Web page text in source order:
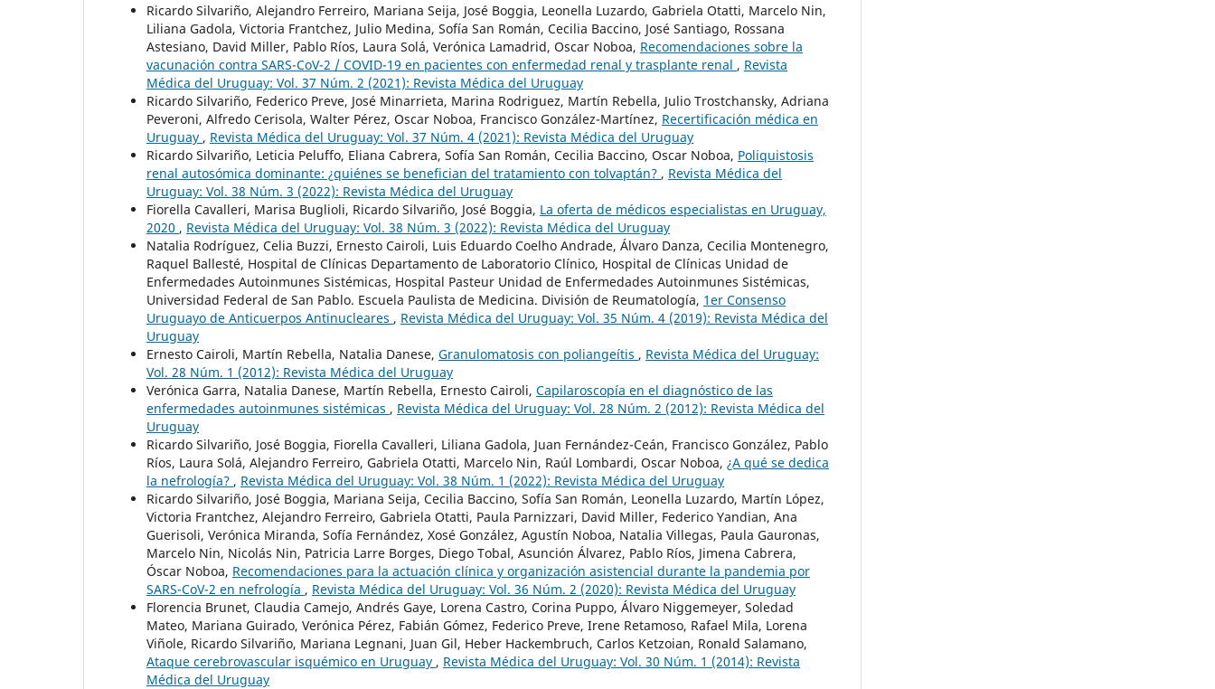
Ricardo Silvariño, Alejandro Ferreiro, Mariana Seija, José Boggia, Leonella Luzardo, Gabriela Otatti, Marcelo Nin,
Liliana Gadola, Victoria Frantchez, Julio Medina, Sofía San Román, Cecilia Baccino, José Santiago, Rossana
Astesiano, David Miller, Pablo Ríos, Laura Solá, Verónica Lamadrid, Oscar Noboa, Recomendaciones sobre la
vacunación contra SARS-CoV-2 / COVID-19 en pacientes con enfermedad renal y trasplante renal , Revista
Médica del Uruguay: Vol. 37 Núm. 2 (2021): Revista Médica del Uruguay
Ricardo Silvariño, Federico Preve, José Minarrieta, Marina Rodriguez, Martín Rebella, Julio Trostchansky, Adriana
Peveroni, Alfredo Cerisola, Walter Pérez, Oscar Noboa, Francisco González-Martínez, Recertificación médica en
Uruguay , Revista Médica del Uruguay: Vol. 37 Núm. 4 (2021): Revista Médica del Uruguay
Ricardo Silvariño, Leticia Peluffo, Eliana Cabrera, Sofía San Román, Cecilia Baccino, Oscar Noboa, Poliquistosis
renal autosómica dominante: ¿quiénes se benefician del tratamiento con tolvaptán? , Revista Médica del
Uruguay: Vol. 38 Núm. 3 (2022): Revista Médica del Uruguay
Fiorella Cavalleri, Marisa Buglioli, Ricardo Silvariño, José Boggia, La oferta de médicos especialistas en Uruguay,
2020 , Revista Médica del Uruguay: Vol. 38 Núm. 3 (2022): Revista Médica del Uruguay
Natalia Rodríguez, Celia Buzzi, Ernesto Cairoli, Luis Eduardo Coelho Andrade, Álvaro Danza, Cecilia Montenegro,
Raquel Ballesté, Hospital de Clínicas Departamento de Laboratorio Clínico, Hospital de Clínicas Unidad de
Enfermedades Autoinmunes Sistémicas, Hospital Pasteur Unidad de Enfermedades Autoinmunes Sistémicas,
Universidad Federal de San Pablo. Escuela Paulista de Medicina. División de Reumatología, 1er Consenso
Uruguayo de Anticuerpos Antinucleares , Revista Médica del Uruguay: Vol. 35 Núm. 4 (2019): Revista Médica del
Uruguay
Ernesto Cairoli, Martín Rebella, Natalia Danese, Granulomatosis con poliangeítis , Revista Médica del Uruguay:
Vol. 28 Núm. 1 (2012): Revista Médica del Uruguay
Verónica Garra, Natalia Danese, Martín Rebella, Ernesto Cairoli, Capilaroscopía en el diagnóstico de las
enfermedades autoinmunes sistémicas , Revista Médica del Uruguay: Vol. 28 Núm. 2 (2012): Revista Médica del
Uruguay
Ricardo Silvariño, José Boggia, Fiorella Cavalleri, Liliana Gadola, Juan Fernández-Ceán, Francisco González, Pablo
Ríos, Laura Solá, Alejandro Ferreiro, Gabriela Otatti, Marcelo Nin, Raúl Lombardi, Oscar Noboa, ¿A qué se dedica
la nefrología? , Revista Médica del Uruguay: Vol. 38 Núm. 1 (2022): Revista Médica del Uruguay
Ricardo Silvariño, José Boggia, Mariana Seija, Cecilia Baccino, Sofía San Román, Leonella Luzardo, Martín López,
Victoria Frantchez, Alejandro Ferreiro, Gabriela Otatti, Paula Parnizzari, David Miller, Federico Yandian, Ana
Guerisoli, Verónica Miranda, Sofía Fernández, Xosé González, Agustín Noboa, Natalia Villegas, Paula Gauronas,
Marcelo Nin, Nicolás Nin, Patricia Larre Borges, Diego Tobal, Asunción Álvarez, Pablo Ríos, Jimena Cabrera,
Óscar Noboa, Recomendaciones para la actuación clínica y organización asistencial durante la pandemia por
SARS-CoV-2 en nefrología , Revista Médica del Uruguay: Vol. 36 Núm. 2 (2020): Revista Médica del Uruguay
Florencia Brunet, Claudia Camejo, Andrés Gaye, Lorena Castro, Corina Puppo, Álvaro Niggemeyer, Soledad
Mateo, Mariana Guirado, Verónica Pérez, Fabián Gómez, Federico Preve, Irene Retamoso, Rafael Mila, Lorena
Viñole, Ricardo Silvariño, Mariana Legnani, Juan Gil, Heber Hackembruch, Carlos Ketzoian, Ronald Salamano,
Ataque cerebrovascular isquémico en Uruguay , Revista Médica del Uruguay: Vol. 30 Núm. 1 (2014): Revista
Médica del Uruguay